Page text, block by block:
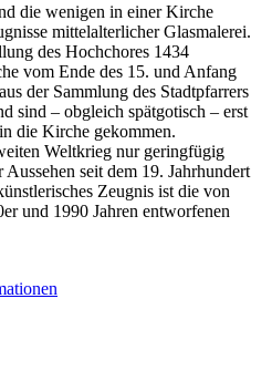
die wenigen in einer Kirche
mittelalterlicher Glasmalerei.
des Hochchores 1434
vom Ende des 15. und Anfang
der Sammlung des Stadtpfarrers
sind – obgleich spätgotisch – erst
die Kirche gekommen.
Weltkrieg nur geringfügig
seit dem 19. Jahrhundert
Zeugnis ist die von
und 1990 Jahren entworfenen